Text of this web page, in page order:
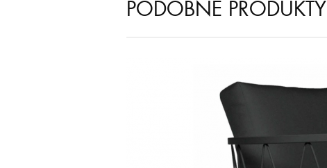
PODOBNÉ PRODUKTY